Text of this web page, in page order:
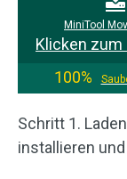
MiniTool
Klicken zum
100%
Schritt 1.
installieren